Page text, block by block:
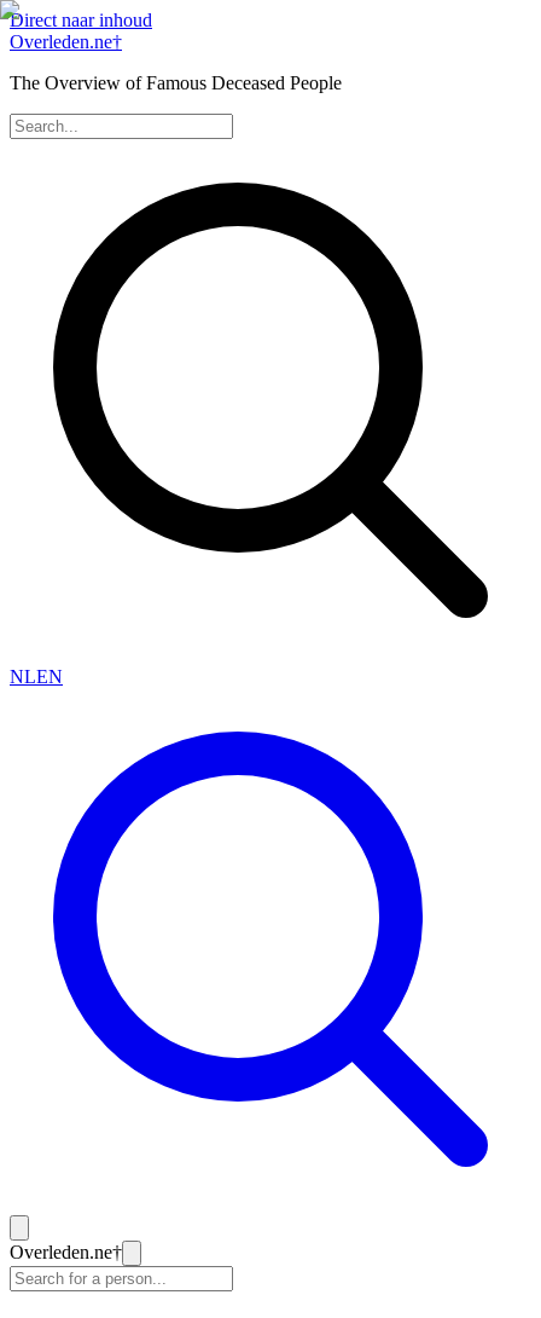
Direct naar inhoud
Overleden.ne†
The Overview of Famous Deceased People
NLEN
Overleden.ne†